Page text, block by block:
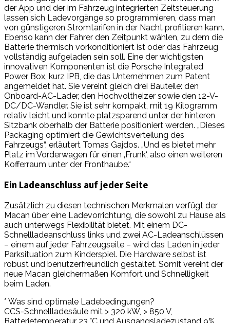
der App und der im Fahrzeug integrierten Zeitsteuerung
lassen sich Ladevorgänge so programmieren, dass man
von günstigeren Stromtarifen in der Nacht profitieren kann.
Ebenso kann der Fahrer den Zeitpunkt wählen, zu dem die
Batterie thermisch vorkonditioniert ist oder das Fahrzeug
vollständig aufgeladen sein soll. Eine der wichtigsten
innovativen Komponenten ist die Porsche Integrated
Power Box, kurz IPB, die das Unternehmen zum Patent
angemeldet hat. Sie vereint gleich drei Bauteile: den
Onboard-AC-Lader, den Hochvoltheizer sowie den 12-V-
DC/DC-Wandler. Sie ist sehr kompakt, mit 19 Kilogramm
relativ leicht und konnte platzsparend unter der hinteren
Sitzbank oberhalb der Batterie positioniert werden. „Dieses
Packaging optimiert die Gewichtsverteilung des
Fahrzeugs“, erläutert Tomas Gajdos. „Und es bietet mehr
Platz im Vorderwagen für einen ‚Frunk‘, also einen weiteren
Kofferraum unter der Fronthaube.“
Ein Ladeanschluss auf jeder Seite
Zusätzlich zu diesen technischen Merk­malen verfügt der
Macan über eine Ladevorrichtung, die sowohl zu Hause als
auch unterwegs Flexibilität bietet. Mit einem DC-
Schnellladeanschluss links und zwei AC-Ladeanschlüssen
– einem auf jeder Fahrzeugseite – wird das Laden in jeder
Par­ksituation zum Kinderspiel. Die Hardware selbst ist
robust und benutzerfreundlich gestaltet. Somit vereint der
neue Macan gleichermaßen Komfort und Schnelligkeit
beim Laden.
* Was sind optimale Ladebedingungen?
CCS-Schnellladesäule mit > 320 kW, > 850 V,